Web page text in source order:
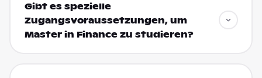
Gibt es spezielle
Zugangsvoraussetzungen, um
Master in Finance zu studieren?